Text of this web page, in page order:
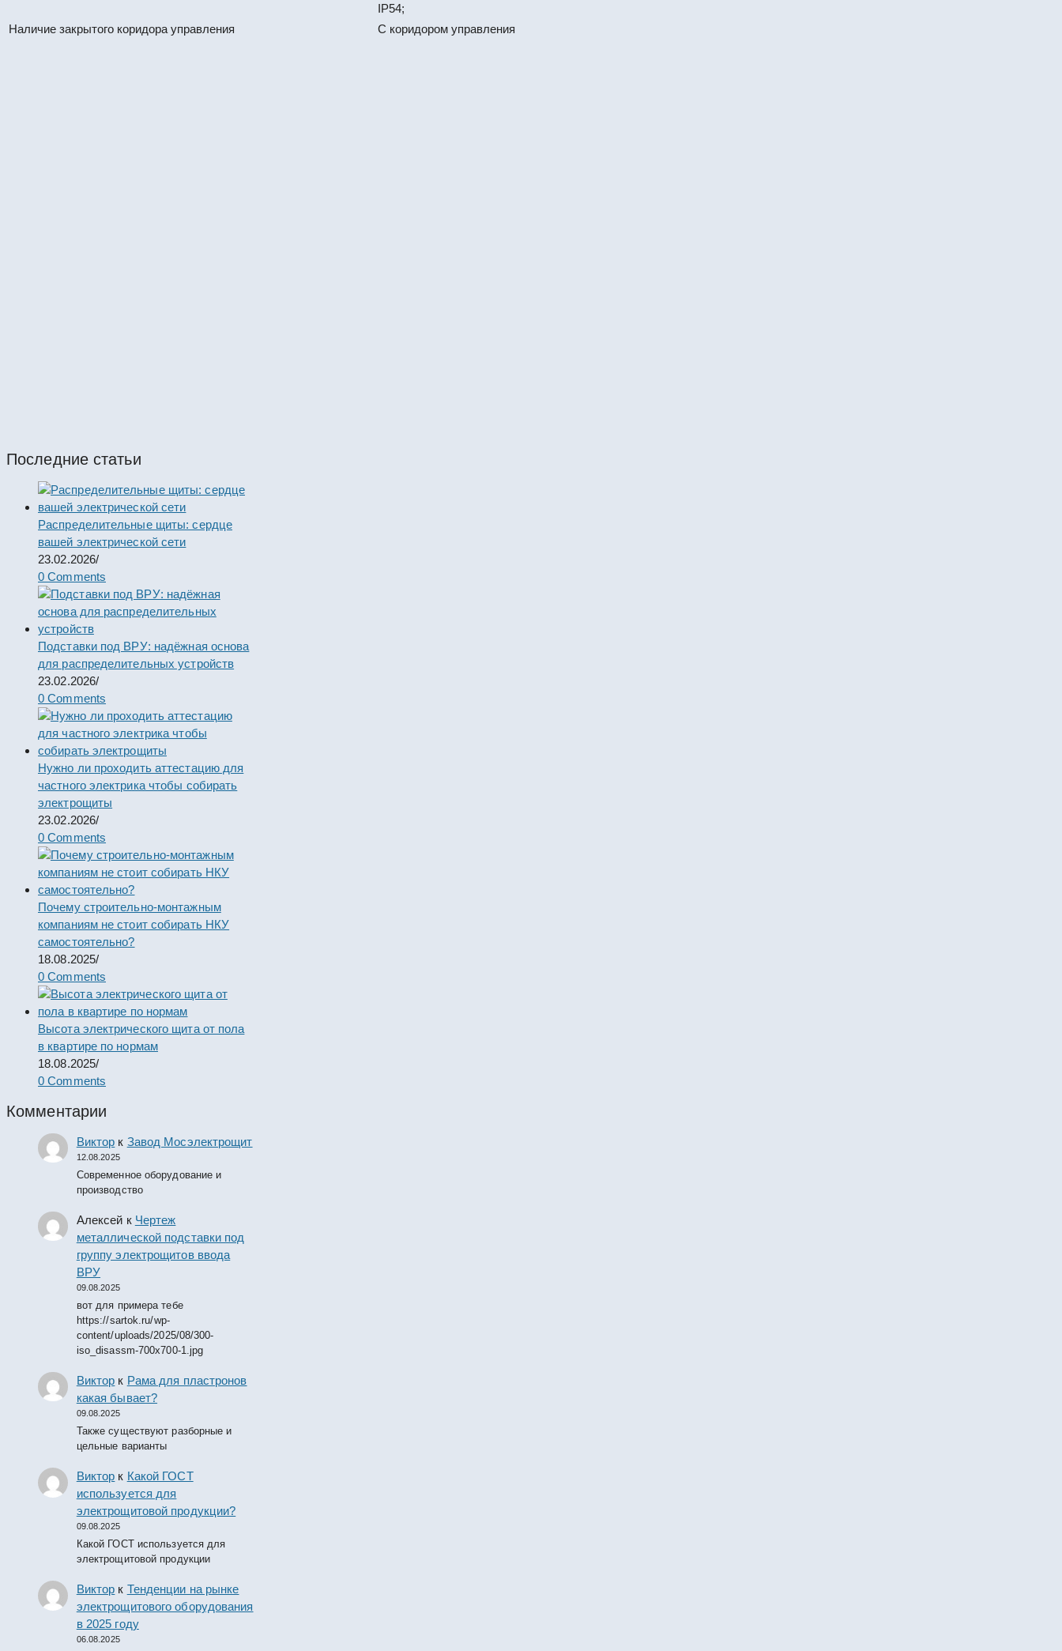
IР54;
Наличие закрытого коридора управления
С коридором управления
Последние статьи
Распределительные щиты: сердце
вашей электрической сети
23.02.2026/
0 Comments
Подставки под ВРУ: надёжная основа
для распределительных устройств
23.02.2026/
0 Comments
Нужно ли проходить аттестацию для
частного электрика чтобы собирать
электрощиты
23.02.2026/
0 Comments
Почему строительно-монтажным
компаниям не стоит собирать НКУ
самостоятельно?
18.08.2025/
0 Comments
Высота электрического щита от пола
в квартире по нормам
18.08.2025/
0 Comments
Комментарии
Виктор к Завод Мосэлектрощит
12.08.2025
Современное оборудование и
производство
Алексей к Чертеж
металлической подставки под
группу электрощитов ввода
ВРУ
09.08.2025
вот для примера тебе
https://sartok.ru/wp-
content/uploads/2025/08/300-
iso_disassm-700x700-1.jpg
Виктор к Рама для пластронов
какая бывает?
09.08.2025
Также существуют разборные и
цельные варианты
Виктор к Какой ГОСТ
используется для
электрощитовой продукции?
09.08.2025
Какой ГОСТ используется для
электрощитовой продукции
Виктор к Тенденции на рынке
электрощитового оборудования
в 2025 году
06.08.2025